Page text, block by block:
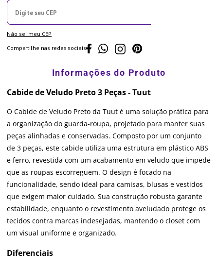
Não sei meu CEP
Compartilhe nas redes sociais
Cabide de Veludo Preto 3 Peças - Tuut
O Cabide de Veludo Preto da Tuut é uma solução prática para
a organização do guarda-roupa, projetado para manter suas
peças alinhadas e conservadas. Composto por um conjunto
de 3 peças, este cabide utiliza uma estrutura em plástico ABS
e ferro, revestida com um acabamento em veludo que impede
que as roupas escorreguem. O design é focado na
funcionalidade, sendo ideal para camisas, blusas e vestidos
que exigem maior cuidado. Sua construção robusta garante
estabilidade, enquanto o revestimento aveludado protege os
tecidos contra marcas indesejadas, mantendo o closet com
um visual uniforme e organizado.
Diferenciais